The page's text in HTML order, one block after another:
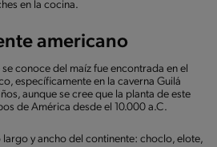
en la cocina.
americano
conoce del maíz fue encontrada en el
específicamente en la caverna Guilá
aunque se cree que la planta de este
de América desde el 10.000 a.C.
y ancho del continente: choclo, elote,